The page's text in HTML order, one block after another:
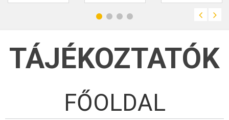
tól légi
kerül sor Véménd
bezárva.
TÁJÉKOZTATÓK
FŐOLDAL